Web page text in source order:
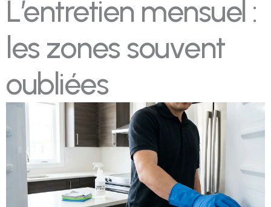
L’entretien mensuel :
les zones souvent
oubliées